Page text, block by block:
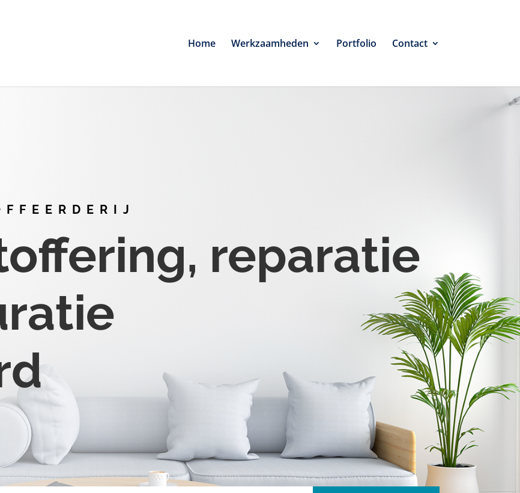
Home Werkzaamheden Portfolio Contact
reparatie